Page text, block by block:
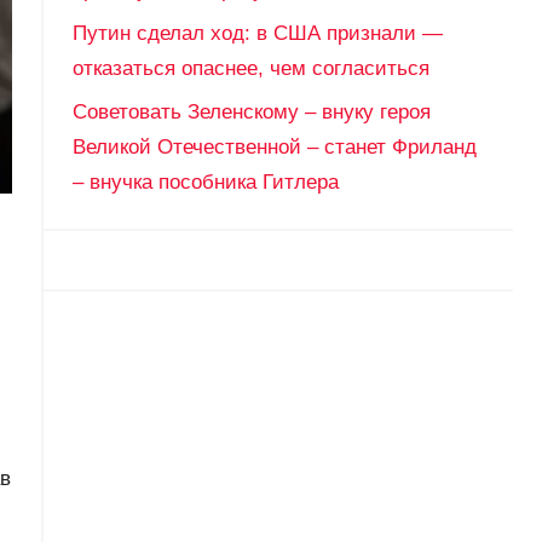
Путин сделал ход: в США признали —
отказаться опаснее, чем согласиться
Советовать Зеленскому – внуку героя
Великой Отечественной – станет Фриланд
– внучка пособника Гитлера